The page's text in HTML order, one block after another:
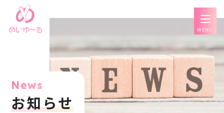
MENU
News
お知らせ